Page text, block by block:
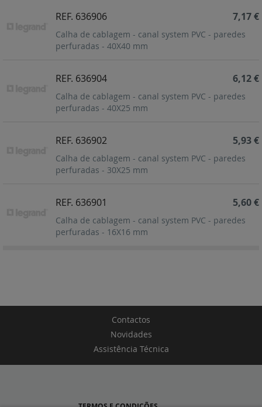
REF. 636906
Calha de cablagem - canal system PVC - paredes
perfuradas - 40X40 mm
7,17 €
REF. 636904
Calha de cablagem - canal system PVC - paredes
perfuradas - 40X25 mm
6,12 €
REF. 636902
Calha de cablagem - canal system PVC - paredes
perfuradas - 30X25 mm
5,93 €
REF. 636901
Calha de cablagem - canal system PVC - paredes
perfuradas - 16X16 mm
5,60 €
Contactos
Novidades
Assistência Técnica